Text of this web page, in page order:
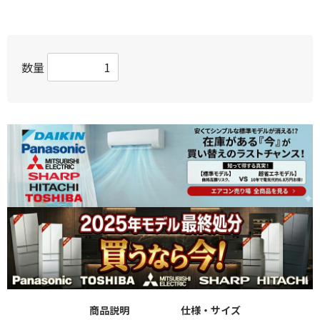
数量
商品説明 仕様・サイズ